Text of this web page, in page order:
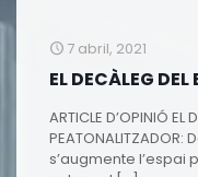
7 abril, 2021
EL DECÀLEG
ARTICLE D’OPINIÓ EL
s’augmente l’espai